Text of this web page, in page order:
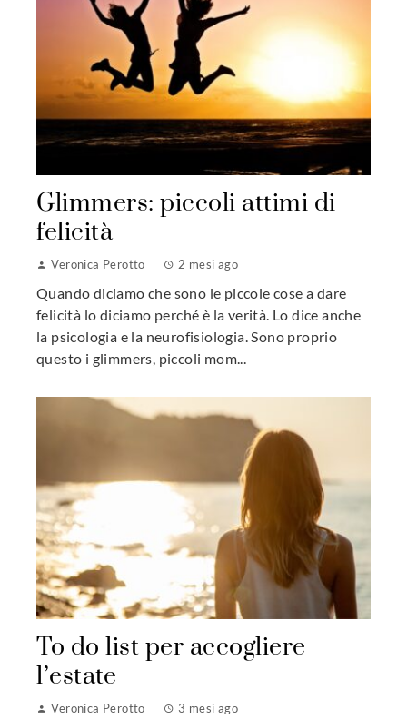
Glimmers: piccoli attimi di
felicità
Veronica Perotto 2 mesi ago
Quando diciamo che sono le piccole cose a dare
felicità lo diciamo perché è la verità. Lo dice anche
la psicologia e la neurofisiologia. Sono proprio
questo i glimmers, piccoli mom...
To do list per accogliere
l’estate
Veronica Perotto 3 mesi ago